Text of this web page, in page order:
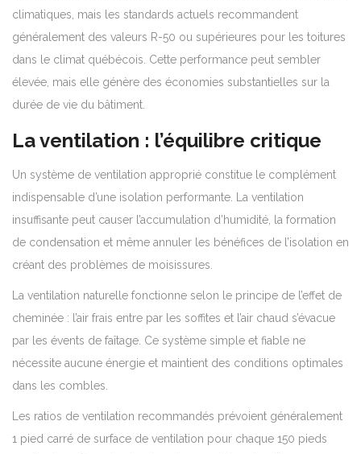
climatiques, mais les standards actuels recommandent
généralement des valeurs R-50 ou supérieures pour les toitures
dans le climat québécois. Cette performance peut sembler
élevée, mais elle génère des économies substantielles sur la
durée de vie du bâtiment.
La ventilation : l’équilibre critique
Un système de ventilation approprié constitue le complément
indispensable d’une isolation performante. La ventilation
insuffisante peut causer l’accumulation d’humidité, la formation
de condensation et même annuler les bénéfices de l’isolation en
créant des problèmes de moisissures.
La ventilation naturelle fonctionne selon le principe de l’effet de
cheminée : l’air frais entre par les soffites et l’air chaud s’évacue
par les évents de faîtage. Ce système simple et fiable ne
nécessite aucune énergie et maintient des conditions optimales
dans les combles.
Les ratios de ventilation recommandés prévoient généralement
1 pied carré de surface de ventilation pour chaque 150 pieds